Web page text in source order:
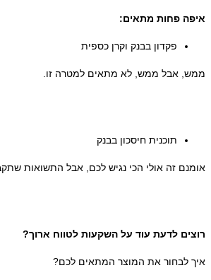
איפה פחות מתאים:
פקדון בבנק וקרן כספית
ממש, אבל ממש, לא מתאים למטרה זו.
תוכנית חיסכון בבנק
אומנם זה אולי הכי נגיש לכם, אבל התשואות
רוצים לדעת עוד על השקעות לטווח ארוך?
איך לבחור את המוצר המתאים לכם?